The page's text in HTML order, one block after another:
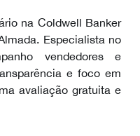
na Coldwell Banker
Especialista no
vendedores e
e foco em
avaliação gratuita e